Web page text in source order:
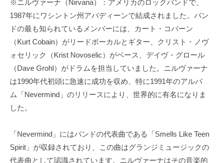
※ニルヴァーナ（Nirvana）：アメリカのロックバンドで、
1987年にワシントン州アバディーンで結成されました。バン
ドの最も知られているメンバーには、カート・コバーン
（Kurt Cobain）がリードボーカルとギター、クリスト・ノヴ
ォセリック（Krist Novoselic）がベース、デイヴ・グロール
（Dave Grohl）がドラムを担当していました。ニルヴァーナ
は1990年代初頭に急速に成功を収め、特に1991年のアルバ
ム「Nevermind」のリリースにより、世界的に有名になりま
した。
「Nevermind」にはバンドの代表曲である「Smells Like Teen
Spirit」が収録されており、この曲はグランジミュージックの
代表曲として認識されています。ニルヴァーナはその音楽的